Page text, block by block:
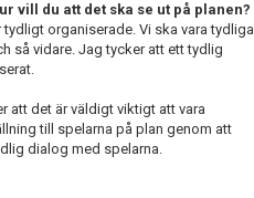
vill du att det ska se ut på planen?
organiserade. Vi ska vara tydliga
så vidare. Jag tycker att ett tydlig
att det är väldigt viktigt att vara
till spelarna på plan genom att
dialog med spelarna.